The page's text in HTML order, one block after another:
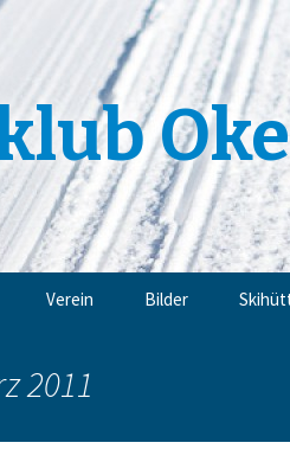
Verein Bilder
2011